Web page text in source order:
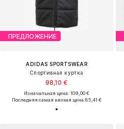
ПРЕДЛОЖЕНИЕ
ADIDAS SPORTSWEAR
Спортивная куртка
98,10 €
Изначальная цена: 109,00 €
Последняя самая низкая цена:85,41 €